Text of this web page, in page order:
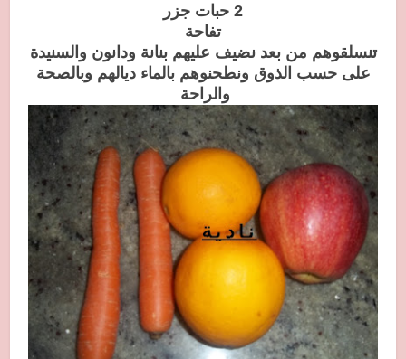
2 حبات جزر
تفاحة
تنسلقوهم من بعد نضيف عليهم بنانة ودانون والسنيدة
على حسب الذوق ونطحنوهم بالماء ديالهم وبالصحة
والراحة